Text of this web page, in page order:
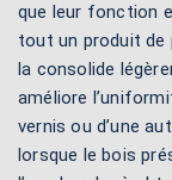
que leur fonction
tout un produit de
la consolide
améliore
vernis ou d’une
lorsque le bois